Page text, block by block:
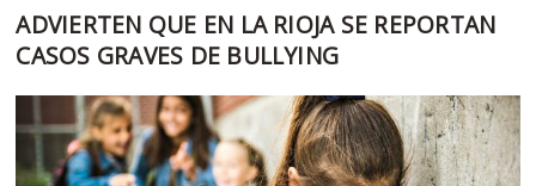
ADVIERTEN QUE EN LA RIOJA SE REPORTAN
CASOS GRAVES DE BULLYING